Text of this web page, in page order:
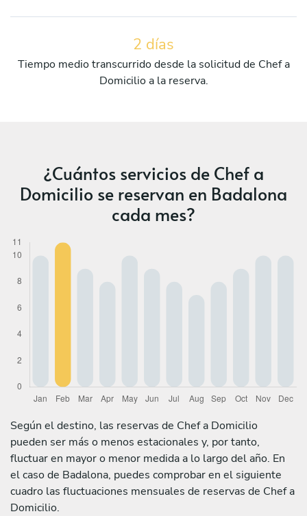
2 días
Tiempo medio transcurrido desde la solicitud de Chef a
Domicilio a la reserva.
¿Cuántos servicios de Chef a
Domicilio se reservan en Badalona
cada mes?
Según el destino, las reservas de Chef a Domicilio
pueden ser más o menos estacionales y, por tanto,
fluctuar en mayor o menor medida a lo largo del año. En
el caso de Badalona, puedes comprobar en el siguiente
cuadro las fluctuaciones mensuales de reservas de Chef a
Domicilio.